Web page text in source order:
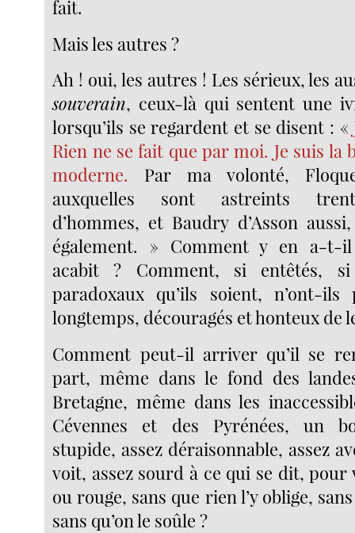
fait.
Mais les autres ?
Ah ! oui, les autres ! Les sérieux, les
souverain, ceux-là qui sentent une
lorsqu’ils se regardent et se disent : «
Rien ne se fait que par moi. Je suis la
moderne. Par ma volonté,
auxquelles sont astreints
d’hommes, et Baudry d’Asson
également. » Comment y en a-t-
acabit ? Comment, si entêtés,
paradoxaux qu’ils soient, n’ont-
longtemps, découragés et honteux de
Comment peut-il arriver qu’il se
part, même dans le fond des
Bretagne, même dans les
Cévennes et des Pyrénées, un
stupide, assez déraisonnable, assez
voit, assez sourd à ce qui se dit, pour
ou rouge, sans que rien l’y oblige,
sans qu’on le soûle ?